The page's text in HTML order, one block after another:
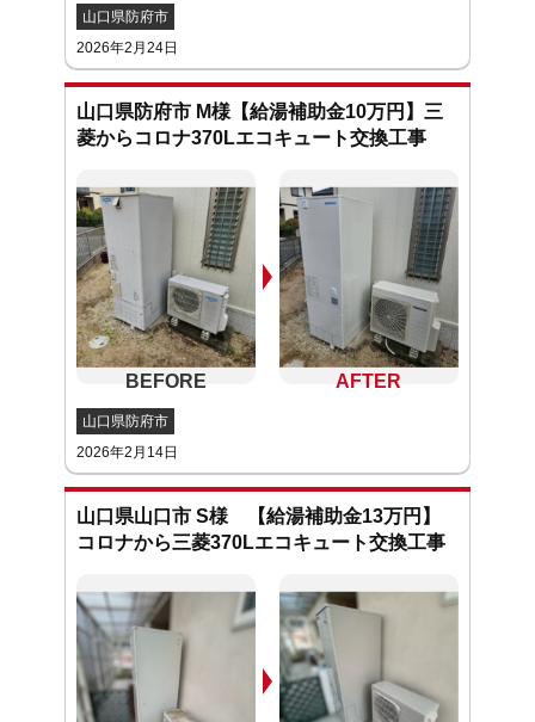
山口県防府市
2026年2月24日
山口県防府市 M様【給湯補助金10万円】三
菱からコロナ370Lエコキュート交換工事
山口県防府市
2026年2月14日
山口県山口市 S様 【給湯補助金13万円】
コロナから三菱370Lエコキュート交換工事